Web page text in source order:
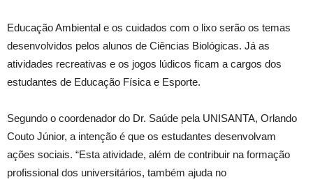
Educação Ambiental e os cuidados com o lixo serão os temas
desenvolvidos pelos alunos de Ciências Biológicas. Já as
atividades recreativas e os jogos lúdicos ficam a cargos dos
estudantes de Educação Física e Esporte.
Segundo o coordenador do Dr. Saúde pela UNISANTA, Orlando
Couto Júnior, a intenção é que os estudantes desenvolvam
ações sociais. “Esta atividade, além de contribuir na formação
profissional dos universitários, também ajuda no